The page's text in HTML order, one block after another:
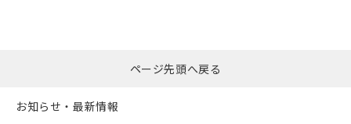
ページ先頭へ戻る
お知らせ・最新情報